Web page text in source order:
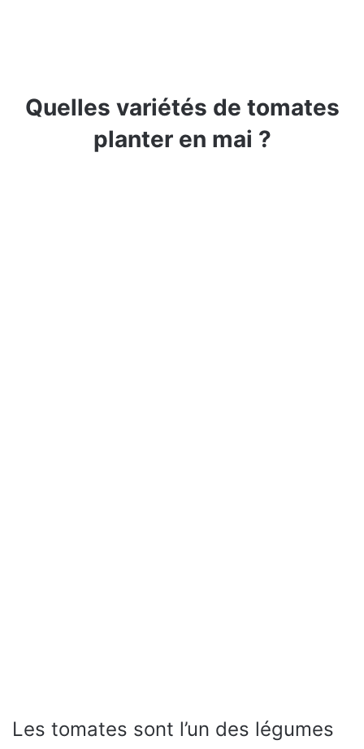
Quelles variétés de tomates
planter en mai ?
Les tomates sont l’un des légumes